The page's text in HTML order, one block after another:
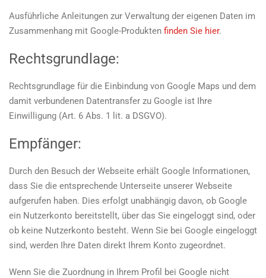
Ausführliche Anleitungen zur Verwaltung der eigenen Daten im
Zusammenhang mit Google-Produkten finden Sie hier.
Rechtsgrundlage:
Rechtsgrundlage für die Einbindung von Google Maps und dem
damit verbundenen Datentransfer zu Google ist Ihre
Einwilligung (Art. 6 Abs. 1 lit. a DSGVO).
Empfänger:
Durch den Besuch der Webseite erhält Google Informationen,
dass Sie die entsprechende Unterseite unserer Webseite
aufgerufen haben. Dies erfolgt unabhängig davon, ob Google
ein Nutzerkonto bereitstellt, über das Sie eingeloggt sind, oder
ob keine Nutzerkonto besteht. Wenn Sie bei Google eingeloggt
sind, werden Ihre Daten direkt Ihrem Konto zugeordnet.
Wenn Sie die Zuordnung in Ihrem Profil bei Google nicht